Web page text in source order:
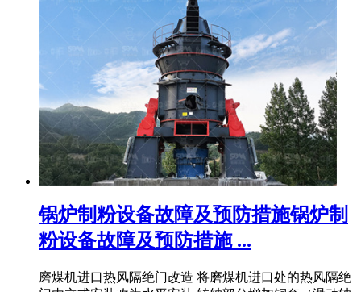
锅炉制粉设备故障及预防措施锅炉制
粉设备故障及预防措施 ...
磨煤机进口热风隔绝门改造 将磨煤机进口处的热风隔绝